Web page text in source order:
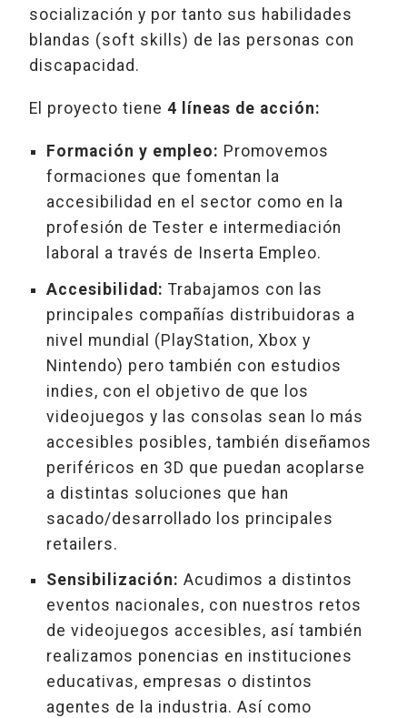
socialización y por tanto sus habilidades
blandas (soft skills) de las personas con
discapacidad.
El proyecto tiene 4 líneas de acción:
Formación y empleo: Promovemos
formaciones que fomentan la
accesibilidad en el sector como en la
profesión de Tester e intermediación
laboral a través de Inserta Empleo.
Accesibilidad: Trabajamos con las
principales compañías distribuidoras a
nivel mundial (PlayStation, Xbox y
Nintendo) pero también con estudios
indies, con el objetivo de que los
videojuegos y las consolas sean lo más
accesibles posibles, también diseñamos
periféricos en 3D que puedan acoplarse
a distintas soluciones que han
sacado/desarrollado los principales
retailers.
Sensibilización: Acudimos a distintos
eventos nacionales, con nuestros retos
de videojuegos accesibles, así también
realizamos ponencias en instituciones
educativas, empresas o distintos
agentes de la industria. Así como